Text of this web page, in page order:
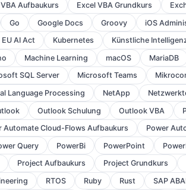
Aufbaukurs Excel VBA Grundkurs
Go Google Docs Groovy iOS
AI Act Kubernetes Künstliche
Machine Learning macOS MariaDB
SQL Server Microsoft Teams
Language Processing NetApp
Outlook Schulung Outlook VBA
Automate Cloud-Flows Aufbaukurs Power
Query PowerBi PowerPoint
Project Aufbaukurs Project Grundkurs
RTOS Ruby Rust SAP